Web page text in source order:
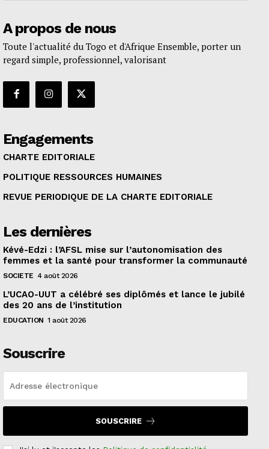
A propos de nous
Toute l'actualité du Togo et d'Afrique Ensemble, porter un
regard simple, professionnel, valorisant
Engagements
CHARTE EDITORIALE
POLITIQUE RESSOURCES HUMAINES
REVUE PERIODIQUE DE LA CHARTE EDITORIALE
Les dernières
Kévé-Edzi : l’AFSL mise sur l’autonomisation des
femmes et la santé pour transformer la communauté
SOCIETE 4 août 2026
L’UCAO-UUT a célébré ses diplômés et lance le jubilé
des 20 ans de l’institution
EDUCATION 1 août 2026
Souscrire
SOUSCRIRE